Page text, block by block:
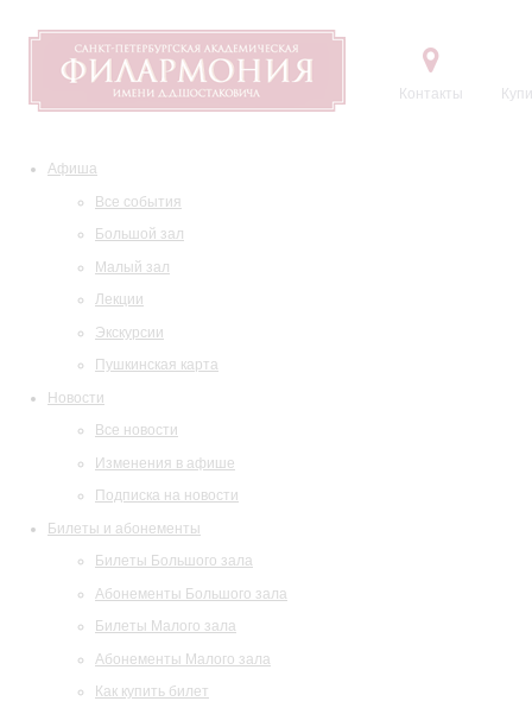
Контакты
Афиша
Все события
Большой зал
Малый зал
Лекции
Экскурсии
Пушкинская карта
Новости
Все новости
Изменения в афише
Подписка на новости
Билеты и абонементы
Билеты Большого зала
Абонементы Большого зала
Билеты Малого зала
Абонементы Малого зала
Как купить билет